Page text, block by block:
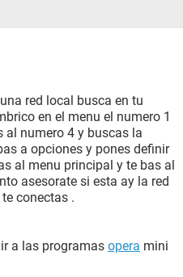
red local busca en tu
en el menu el numero 1
al numero 4 y buscas la
a opciones y pones definir
al menu principal y te bas al
asesorate si esta ay la red
conectas .
a las programas opera mini